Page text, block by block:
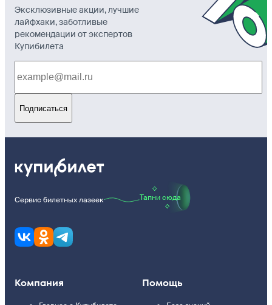
Эксклюзивные акции, лучшие
лайфхаки, заботливые
рекомендации от экспертов
Купибилета
Подписаться
Сервис билетных лазеек Тапни сюда
Компания Помощь